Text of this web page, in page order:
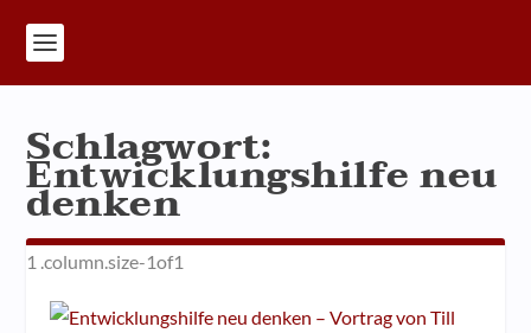
Schlagwort:
Entwicklungshilfe neu
denken